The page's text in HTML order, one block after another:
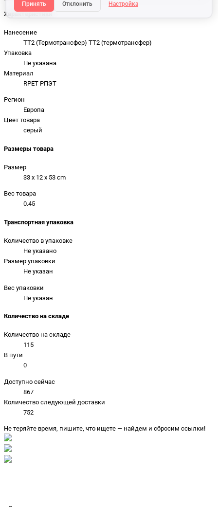
Принять
Отклонить Настройка
Характеристики
Нанесение
TT2 (Термотрансфер) TT2 (термотрансфер)
Упаковка
Не указана
Материал
RPET РПЭТ
Регион
Европа
Цвет товара
серый
Размеры товара
Размер
33 x 12 x 53 cm
Вес товара
0.45
Транспортная упаковка
Количество в упаковке
Не указано
Размер упаковки
Не указан
Вес упаковки
Не указан
Количество на складе
Количество на складе
115
В пути
0
Доступно сейчас
867
Количество следующей доставки
752
Не теряйте время, пишите, что ищете — найдем и сбросим ссылки!